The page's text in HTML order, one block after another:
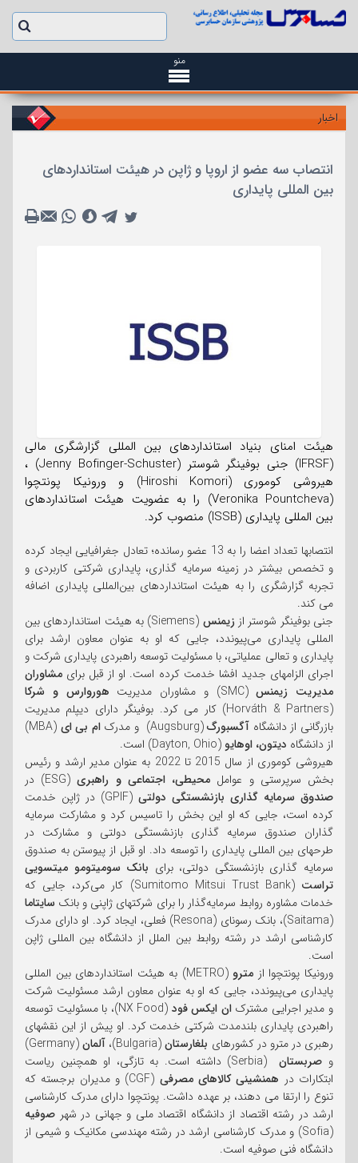
منو
اخبار
انتصاب سه عضو از اروپا و ژاپن در هیئت استانداردهای
بین المللی پایداری
هیئت امنای بنیاد استانداردهای بین المللی گزارشگری مالی
(IFRSF) جنی بوفینگر شوستر (Jenny Bofinger-Schuster) ،
هیروشی کوموری (Hiroshi Komori) و ورونیکا پونتچوا
(Veronika Pountcheva) را به عضویت هیئت استانداردهای
بین المللی پایداری (ISSB) منصوب کرد.
انتصابها تعداد اعضا را به 13 عضو رسانده؛ تعادل جغرافیایی ایجاد کرده
و تخصص بیشتر در زمینه سرمایه گذاری، پایداری شرکتی کاربردی و
تجربه گزارشگری را به هیئت استانداردهای بین‌المللی پایداری اضافه
می کند.
جنی بوفینگر شوستر از زیمنس
(Siemens) به هیئت استانداردهای بین
المللی پایداری می‌پیوندد، جایی که او به عنوان معاون ارشد برای
پایداری و تعالی عملیاتی، با مسئولیت توسعه راهبردی پایداری شرکت و
اجرای الزامهای جدید افشا خدمت کرده است. او از قبل برای مشاوران
مدیریت زیمنس(SMC) و مشاوران مدیریت
هوروارس و شرکا
(Horváth & Partners) کار می کرد. بوفینگر دارای دیپلم مدیریت
بازرگانی از دانشگاه آگسبورگ(Augsburg) و مدرک ام بی ای
(MBA)
از دانشگاه دیتون، اوهایو (Dayton, Ohio) است.
هیروشی کوموری از سال 2015 تا 2022 به عنوان مدیر ارشد و رئیس
بخش سرپرستی و عوامل محیطی، اجتماعی و راهبری(ESG) در
صندوق سرمایه گذاری بازنشستگی دولتی
(GPIF) در ژاپن خدمت
کرده است، جایی که او این بخش را تاسیس کرد و مشارکت سرمایه
گذاران صندوق سرمایه گذاری بازنشستگی دولتی و مشارکت در
طرحهای بین المللی پایداری را توسعه داد. او قبل از پیوستن به صندوق
سرمایه گذاری بازنشستگی دولتی، برای بانک سومیتومو میتسویی
تراست
(Sumitomo Mitsui Trust Bank) کار می‌کرد، جایی که
خدمات مشاوره روابط سرمایه‌گذار را برای شرکتهای ژاپنی و بانک سایتاما
(Saitama)، بانک رسونای (Resona) فعلی، ایجاد کرد. او دارای مدرک
کارشناسی ارشد در رشته روابط بین الملل از دانشگاه بین المللی ژاپن
است.
ورونیکا پونتچوا از مترو
(METRO) به هیئت استانداردهای بین المللی
پایداری می‌پیوندد، جایی که او به عنوان معاون ارشد مسئولیت شرکت
و مدیر اجرایی مشترکان ایکس فود
(NX Food)، با مسئولیت توسعه
راهبردی پایداری بلندمدت شرکتی خدمت کرد. او پیش از این نقشهای
رهبری در مترو در کشورهای بلغارستان(Bulgaria)، آلمان
(Germany)
و صربستان
(Serbia) داشته است. به تازگی، او همچنین ریاست
ابتکارات در همنشینی کالاهای مصرفی
(CGF) و مدیران برجسته که
تنوع را ارتقا می دهند، بر عهده داشت. پونتچوا دارای مدرک کارشناسی
ارشد در رشته اقتصاد از دانشگاه اقتصاد ملی و جهانی در شهر صوفیه
(Sofia) و مدرک کارشناسی ارشد در رشته مهندسی مکانیک و شیمی از
دانشگاه فنی صوفیه است.